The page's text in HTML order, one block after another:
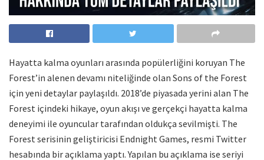
Hayatta kalma oyunları arasında popülerliğini koruyan The
Forest’in alenen devamı niteliğinde olan Sons of the Forest
için yeni detaylar paylaşıldı. 2018’de piyasada yerini alan The
Forest içindeki hikaye, oyun akışı ve gerçekçi hayatta kalma
deneyimi ile oyuncular tarafından oldukça sevilmişti. The
Forest serisinin geliştiricisi Endnight Games, resmi Twitter
hesabında bir açıklama yaptı. Yapılan bu açıklama ise seriyi